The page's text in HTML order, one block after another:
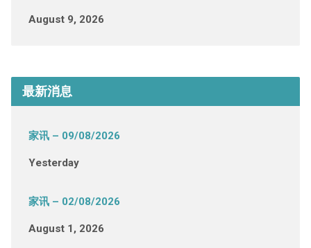
August 9, 2026
最新消息
家讯 – 09/08/2026
Yesterday
家讯 – 02/08/2026
August 1, 2026